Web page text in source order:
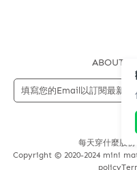
ABOUT US
每天穿什麼股份
Copyright © 2020-2024 mini